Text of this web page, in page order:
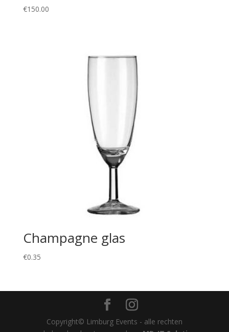
€150.00
Champagne glas
€0.35
Copyright© Limburg Events - alle rechten